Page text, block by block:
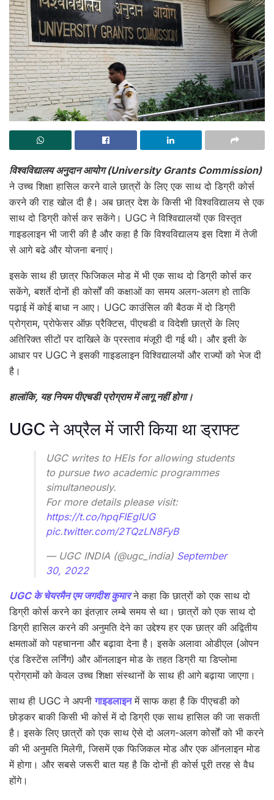
विश्वविद्यालय अनुदान आयोग (University Grants Commission)
ने उच्च शिक्षा हासिल करने वाले छात्रों के लिए एक साथ दो डिग्री कोर्स
करने की राह खोल दी है। अब छात्र देश के किसी भी विश्वविद्यालय से एक
साथ दो डिग्री कोर्स कर सकेंगे। UGC ने विश्विद्यालयों एक विस्तृत
गाइडलाइन भी जारी की है और कहा है कि विश्वविद्यालय इस दिशा में तेजी
से आगे बढे और योजना बनाएं।
इसके साथ ही छात्र फिजिकल मोड में भी एक साथ दो डिग्री कोर्स कर
सकेंगे, बशर्ते दोनों ही कोर्सों की कक्षाओं का समय अलग-अलग हो ताकि
पढ़ाई में कोई बाधा न आए। UGC काउंसिल की बैठक में दो डिग्री
प्रोग्राम, प्रोफेसर ऑफ़ प्रैक्टिस, पीएचडी व विदेशी छात्रों के लिए
अतिरिक्त सीटों पर दाखिले के प्रस्ताव मंजूरी दी गई थी। और इसी के
आधार पर UGC ने इसकी गाइडलाइन विश्विद्यालयों और राज्यों को भेज दी
है।
हालांकि, यह नियम पीएचडी प्रोग्राम में लागू नहीं होगा।
UGC ने अप्रैल में जारी किया था ड्राफ्ट
UGC writes to HEIs for allowing students
to pursue two academic programmes
simultaneously.
For more details please visit:
https://t.co/hpqFIEgIUG
pic.twitter.com/2TQzLN8FyB
— UGC INDIA (@ugc_india) September
30, 2022
UGC के चेयरमैन एम जगदीश कुमारने कहा कि छात्रों को एक साथ दो
डिग्री कोर्स करने का इंतज़ार लम्बे समय से था। छात्रों को एक साथ दो
डिग्री हासिल करने की अनुमति देने का उद्देश्य हर एक छात्र की अद्वितीय
क्षमताओं को पहचानना और बढ़ावा देना है। इसके अलावा ओडीएल (ओपन
एंड डिस्टेंस लर्निंग) और ऑनलाइन मोड के तहत डिग्री या डिप्लोमा
प्रोग्रामों को केवल उच्च शिक्षा संस्थानों के साथ ही आगे बढ़ाया जाएगा।
साथ ही UGC ने अपनीगाइडलाइनमें साफ कहा है कि पीएचडी को
छोड़कर बाकी किसी भी कोर्स में दो डिग्री एक साथ हासिल की जा सकती
है। इसके लिए छात्रों को एक साथ ऐसे दो अलग-अलग कोर्सों को भी करने
की भी अनुमति मिलेगी, जिसमें एक फिजिकल मोड और एक ऑनलाइन मोड
में होगा। और सबसे जरूरी बात यह है कि दोनों ही कोर्स पूरी तरह से वैध
होंगे।